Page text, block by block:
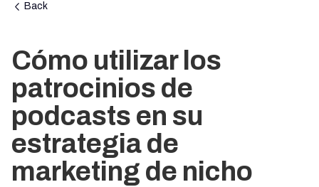
Back
Cómo utilizar los
patrocinios de
podcasts en su
estrategia de
marketing de nicho